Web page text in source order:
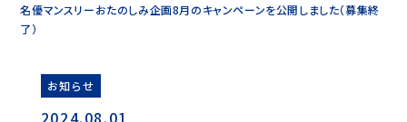
名優マンスリーおたのしみ企画8月のキャンペーンを公開しました（募集終
了）
お知らせ
2024.08.01